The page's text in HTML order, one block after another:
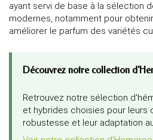
ayant servi de base à la sélection
modernes, notamment pour
améliorer le parfum des variétés
Découvrez notre collection
Retrouvez notre sélection
et hybrides choisies pour leurs
robustesse et leur adaptation